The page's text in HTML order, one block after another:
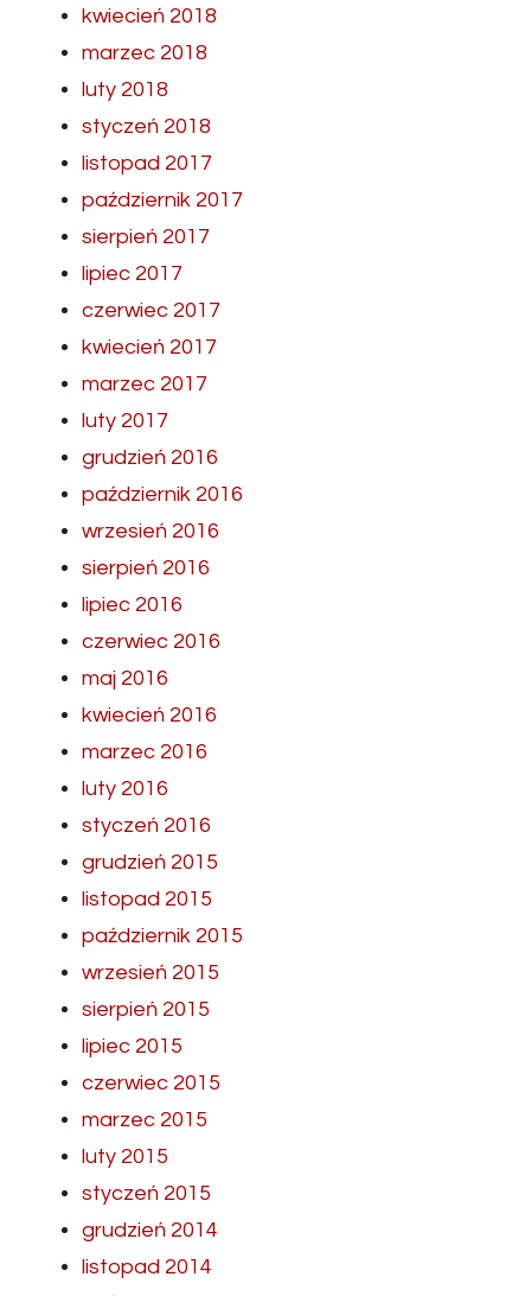
kwiecień 2018
marzec 2018
luty 2018
styczeń 2018
listopad 2017
październik 2017
sierpień 2017
lipiec 2017
czerwiec 2017
kwiecień 2017
marzec 2017
luty 2017
grudzień 2016
październik 2016
wrzesień 2016
sierpień 2016
lipiec 2016
czerwiec 2016
maj 2016
kwiecień 2016
marzec 2016
luty 2016
styczeń 2016
grudzień 2015
listopad 2015
październik 2015
wrzesień 2015
sierpień 2015
lipiec 2015
czerwiec 2015
marzec 2015
luty 2015
styczeń 2015
grudzień 2014
listopad 2014